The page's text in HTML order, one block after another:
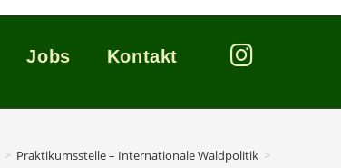
Jobs Kontakt
> Praktikumsstelle – Internationale Waldpolitik >